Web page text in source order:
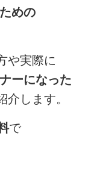
めの
や実際に
ーになった
介します。
で